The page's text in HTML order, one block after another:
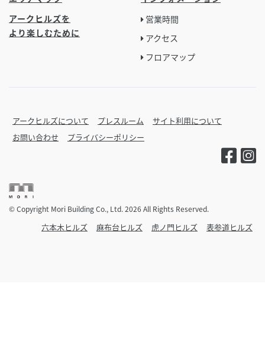
アークヒルズを
より楽しむために
営業時間
アクセス
フロアマップ
アークヒルズについて プレスルーム
サイト利用について
お問い合わせ
プライバシーポリシー
© Copyright Mori Building Co., Ltd. 2026 All Rights Reserved.
六本木ヒルズ 麻布台ヒルズ 虎ノ門ヒルズ 表参道ヒルズ